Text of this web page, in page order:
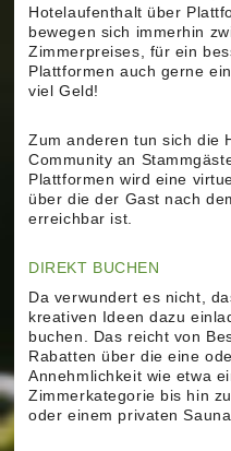
Hotelaufenthalt über
bewegen sich immerhin
Zimmerpreises, für ein
Plattformen auch gerne
viel Geld!
Zum anderen tun sich die
Community an
Plattformen wird eine
über die der Gast nach
erreichbar ist.
DIREKT BUCHEN
Da verwundert es nicht,
kreativen Ideen dazu
buchen. Das reicht von
Rabatten über die eine
Annehmlichkeit wie etwa
Zimmerkategorie bis hin
oder einem privaten